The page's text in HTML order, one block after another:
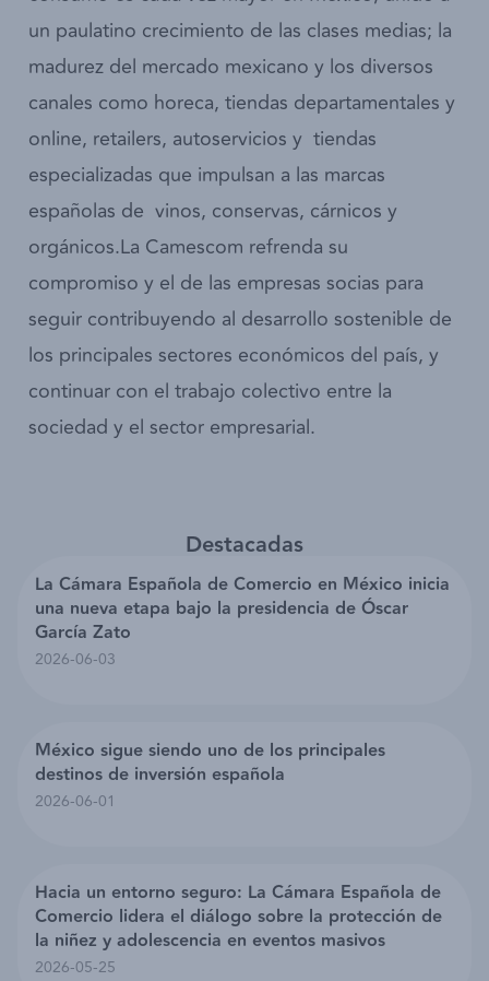
un paulatino crecimiento de las clases medias; la
madurez del mercado mexicano y los diversos
canales como horeca, tiendas departamentales y
online, retailers, autoservicios y tiendas
especializadas que impulsan a las marcas
españolas de vinos, conservas, cárnicos y
orgánicos.La Camescom refrenda su
compromiso y el de las empresas socias para
seguir contribuyendo al­­­ desarrollo sostenible de
los principales sectores económicos del país, y
continuar con el trabajo colectivo entre la
sociedad y el sector empresarial.
Destacadas
La Cámara Española de Comercio en México inicia
una nueva etapa bajo la presidencia de Óscar
García Zato
2026-06-03
México sigue siendo uno de los principales
destinos de inversión española
2026-06-01
Hacia un entorno seguro: La Cámara Española de
Comercio lidera el diálogo sobre la protección de
la niñez y adolescencia en eventos masivos
2026-05-25